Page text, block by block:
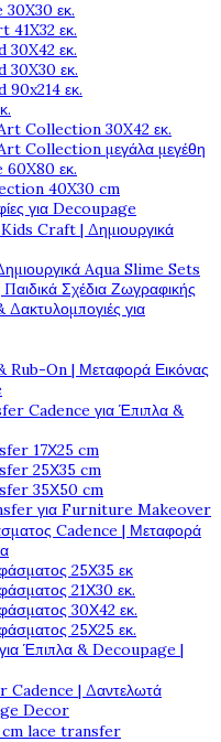
30X30 εκ.
41X32 εκ.
30X42 εκ.
30X30 εκ.
90x214 εκ.
Collection 30X42 εκ.
Collection μεγάλα μεγέθη
60X80 εκ.
40X30 cm
για Decoupage
Craft | Δημιουργικά
Aqua Slime Sets
Σχέδια Ζωγραφικής
για
On | Μεταφορά Εικόνας
Cadence για Έπιπλα &
17Χ25 cm
25Χ35 cm
35Χ50 cm
για Furniture Makeover
Cadence | Μεταφορά
25Χ35 εκ
21Χ30 εκ.
30Χ42 εκ.
25Χ25 εκ.
Έπιπλα & Decoupage |
Cadence | Δαντελωτά
Decor
cm lace transfer